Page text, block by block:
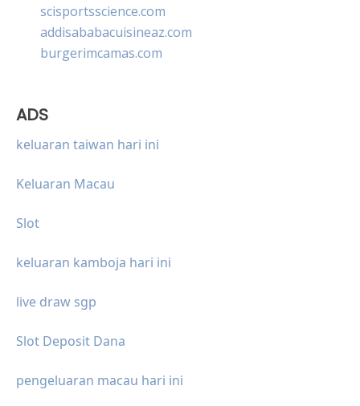
scisportsscience.com
addisababacuisineaz.com
burgerimcamas.com
ADS
keluaran taiwan hari ini
Keluaran Macau
Slot
keluaran kamboja hari ini
live draw sgp
Slot Deposit Dana
pengeluaran macau hari ini